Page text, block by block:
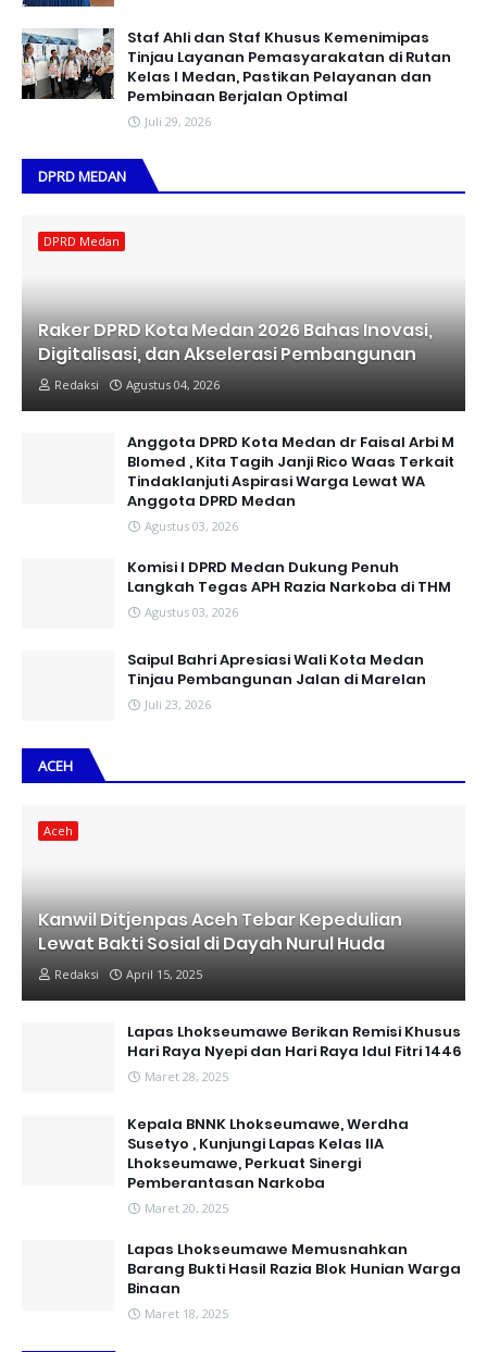
Staf Ahli dan Staf Khusus Kemenimipas
Tinjau Layanan Pemasyarakatan di Rutan
Kelas I Medan, Pastikan Pelayanan dan
Pembinaan Berjalan Optimal
Juli 29, 2026
DPRD MEDAN
DPRD Medan
Raker DPRD Kota Medan 2026 Bahas Inovasi,
Digitalisasi, dan Akselerasi Pembangunan
Redaksi Agustus 04, 2026
Anggota DPRD Kota Medan dr Faisal Arbi M
Blomed , Kita Tagih Janji Rico Waas Terkait
Tindaklanjuti Aspirasi Warga Lewat WA
Anggota DPRD Medan
Agustus 03, 2026
Komisi I DPRD Medan Dukung Penuh
Langkah Tegas APH Razia Narkoba di THM
Agustus 03, 2026
Saipul Bahri Apresiasi Wali Kota Medan
Tinjau Pembangunan Jalan di Marelan
Juli 23, 2026
ACEH
Aceh
Kanwil Ditjenpas Aceh Tebar Kepedulian
Lewat Bakti Sosial di Dayah Nurul Huda
Redaksi April 15, 2025
Lapas Lhokseumawe Berikan Remisi Khusus
Hari Raya Nyepi dan Hari Raya Idul Fitri 1446
Maret 28, 2025
Kepala BNNK Lhokseumawe, Werdha
Susetyo , Kunjungi Lapas Kelas IIA
Lhokseumawe, Perkuat Sinergi
Pemberantasan Narkoba
Maret 20, 2025
Lapas Lhokseumawe Memusnahkan
Barang Bukti Hasil Razia Blok Hunian Warga
Binaan
Maret 18, 2025